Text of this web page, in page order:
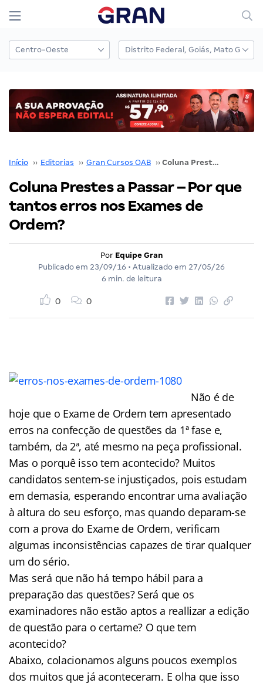
Início ›› Editorias ›› Gran Cursos OAB ›› Coluna Prestes a Passar – Por que tantos erros nos Exames de Ordem?
Coluna Prestes a Passar – Por que
tantos erros nos Exames de
Ordem?
Por Equipe Gran
Publicado em 23/09/16 • Atualizado em 27/05/26
6 min. de leitura
0 0
Não é de
hoje que o Exame de Ordem tem apresentado
erros na confecção de questões da 1ª fase e,
também, da 2ª, até mesmo na peça profissional.
Mas o porquê isso tem acontecido? Muitos
candidatos sentem-se injustiçados, pois estudam
em demasia, esperando encontrar uma avaliação
à altura do seu esforço, mas quando deparam-se
com a prova do Exame de Ordem, verificam
algumas inconsistências capazes de tirar qualquer
um do sério.
Mas será que não há tempo hábil para a
preparação das questões? Será que os
examinadores não estão aptos a reallizar a edição
de questão para o certame? O que tem
acontecido?
Abaixo, colacionamos alguns poucos exemplos
dos muitos que já aconteceram. E olha que isso